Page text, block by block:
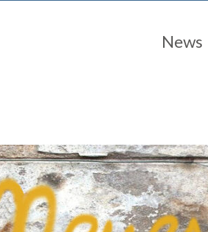
News